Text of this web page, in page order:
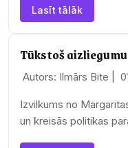
Lasīt tālāk
Tūkstoš
Autors: Ilmārs Bite |
Izvilkums no
un kreisās politikas